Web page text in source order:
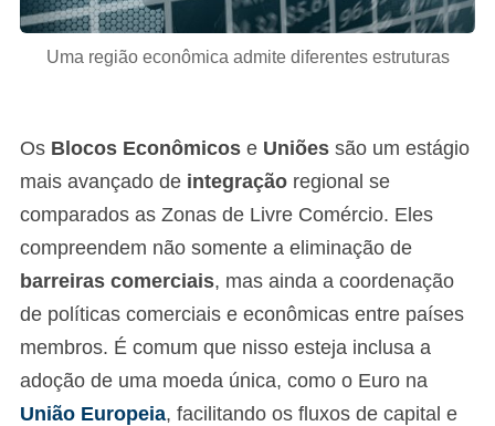
Uma região econômica admite diferentes estruturas
Os Blocos Econômicos e Uniões são um estágio
mais avançado de integração regional se
comparados as Zonas de Livre Comércio. Eles
compreendem não somente a eliminação de
barreiras comerciais, mas ainda a coordenação
de políticas comerciais e econômicas entre países
membros. É comum que nisso esteja inclusa a
adoção de uma moeda única, como o Euro na
União Europeia, facilitando os fluxos de capital e